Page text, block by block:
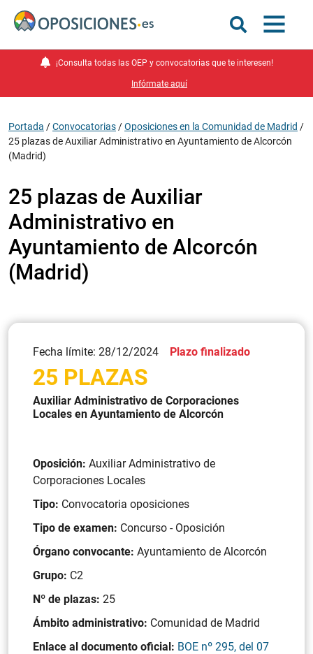
¡Consulta todas las OEP y convocatorias que te interesen!
Infórmate aquí
Portada /Convocatorias /Oposiciones en la Comunidad de Madrid /
25 plazas de Auxiliar Administrativo en Ayuntamiento de Alcorcón
(Madrid)
25 plazas de Auxiliar
Administrativo en
Ayuntamiento de Alcorcón
(Madrid)
Fecha límite: 28/12/2024 Plazo finalizado
25 PLAZAS
Auxiliar Administrativo de Corporaciones
Locales en Ayuntamiento de Alcorcón
Oposición: Auxiliar Administrativo de
Corporaciones Locales
Tipo: Convocatoria oposiciones
Tipo de examen: Concurso - Oposición
Órgano convocante: Ayuntamiento de Alcorcón
Grupo: C2
Nº de plazas: 25
Ámbito administrativo: Comunidad de Madrid
Enlace al documento oficial: BOE nº 295, del 07